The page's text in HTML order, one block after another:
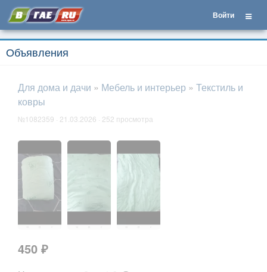
Войти
Объявления
Для дома и дачи » Мебель и интерьер » Текстиль и
ковры
№1082359 · 21.03.2026 · 252 просмотра
450 ₽